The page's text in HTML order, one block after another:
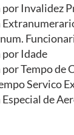
Invalidez
Idade
Tempo de
Servico
de